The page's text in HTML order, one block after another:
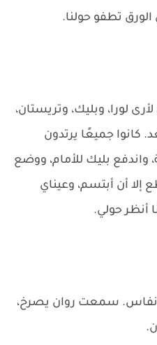
تطفو حولنا.
لورا، وبليك، وتريستان،
كانوا جميعًا يرتدون
بليك للأمام، ووضع
أن أبتسم، وعيناي
أنظر حولي.
سمعت روان يصرخ،